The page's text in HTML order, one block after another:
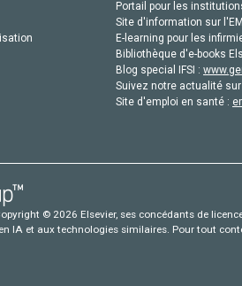
Portail pour les
Site d'information sur
E-learning pour les
Bibliothèque d'e-books
Blog special IFSI :
Suivez notre actualité
Site d'emploi en santé :
© 2026 Elsevier, ses concédants de
IA et aux technologies similaires. Pour tout